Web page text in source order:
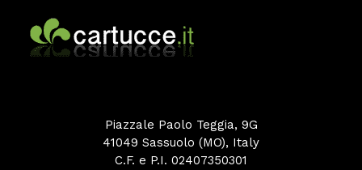
Piazzale Paolo Teggia, 9G
41049 Sassuolo (MO), Italy
C.F. e P.I. 02407350301